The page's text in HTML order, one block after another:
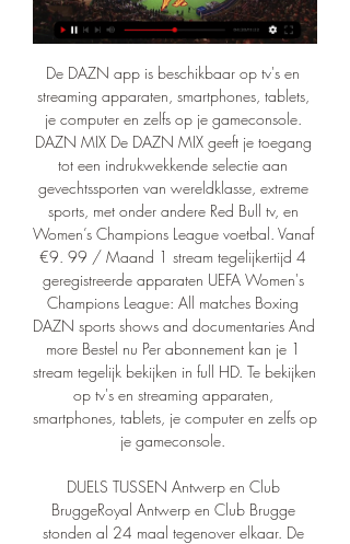
De DAZN app is beschikbaar op tv's en streaming apparaten, smartphones, tablets, je computer en zelfs op je gameconsole. DAZN MIX De DAZN MIX geeft je toegang tot een indrukwekkende selectie aan gevechtssporten van wereldklasse, extreme sports, met onder andere Red Bull tv, en Women’s Champions League voetbal. Vanaf €9. 99 / Maand 1 stream tegelijkertijd 4 geregistreerde apparaten UEFA Women's Champions League: All matches Boxing DAZN sports shows and documentaries And more Bestel nu Per abonnement kan je 1 stream tegelijk bekijken in full HD. Te bekijken op tv's en streaming apparaten, smartphones, tablets, je computer en zelfs op je gameconsole. 

DUELS TUSSEN Antwerp en Club BruggeRoyal Antwerp en Club Brugge stonden al 24 maal tegenover elkaar. De resultaten hiervan waren als volgt:2 x winst voor Antwerp 5 x gelijk spel17 x winst voor Club Brugge20 doelpunten gescoord door Antwerp 50 doelpunten gescoord door Club BruggeGeschiedenis tussen beide ploegenDe geschiedenis tussen deze twee clubs is gevuld met talloze spannende en memorabele momenten. 

Brugge Antwerp kijken streaming 29/10/2023 TV Bekijk First Division A streams live & on-demand via DAZN NL, in HD en op elk Club Brugge - Royal Antwerp FCFirst Division A · Warm up : Standard de Liège ...

[[[Live tv-]!]] Club Brugge Antwerp kijken stream 29 oktober 8 uur geleden — Club Brugge - Antwerp FC » Tussenstand & Live stream + 23 okt 2022 — Livestream Club Brugge Antwerp FC vandaag bekijken. Je kunt de wedstrijd ...

DAZN TOTAL De ultieme sportbeleving. Bekijk elke week meer dan 40 wedstrijden van de Jupiler Pro League, Challenger Pro League, het beste van de Lotto Super League en voetbal uit het buitenland. Zo mis je geen enkele topmatch uit de Ligue 1, Laliga, Serie A, Bundesliga en FA Cup. Bovendien krijg je ook toegang tot topwedstrijden uit de NBA, NFL, UFC, PFL en krijg je toegang tot de DAZN MIX: een indrukwekkende selectie aan gevechtssporten van wereldklasse, extreme sports, met onder andere Red Bull tv, en Women’s Champions League voetbal. €18. 

Kies het abonnement dat het beste bij jou past. Maak een account aan bij ELEVEN on DAZNKijk live en stream geweldige sportcontent in je browser of in de DAZN app. Ontelbaar veel uren aan On demand content EEN ON DEMAND CATALOGUS MET SAMENVATTINGEN, INTERVIEWS, HUISGEMAAKTE REPORTAGES EN DOCUMENTAIRES. BEKIJK WEKELIJKS FORMATS ZOALS THE BENCH, Rivals, Your Coach en Eleven Retro. Neem deel en win unieke prijzen Jupiler Pro League Tournée Générale voor jouw bar! HET IS TOURNÉE GÉNÉRALE EN ELEVEN TRAKTEERT OP DUIZENDEN PRIJZEN! VANAF €1 DOE JE MEE AAN DEZE UNIEKE WEDSTRIJD EN DIT BEDRAG GAAT INTEGRAAL NAAR JOUW FAVORIETE BAR. 

€14. 99 / Maand 6 All Jupiler Pro League matches plus play-offs All Challenger Pro League games All Lotto Super League games Proximus ePro League Per abonnement kan je 1 stream tegelijk bekijken in full HD. Te bekijken op tv's en streaming apparaten, smartphones, tablets, je computer en zelfs op je gameconsole. 

(VRIJ!!!) Club Brugge Antwerp kijken stream 29 oktober 2023 Club Brugge KV. 11, 4, 4, 3, 23:12, 16. 8. Standard Liege. 11, 4, 4, 3, 13:11, 16. 9. St Heb ik materiaal nodig om te kunnen kijken? Om te genieten van APP TV ...

DAZN TOTAL + PLAY SPORTS Het meest complete sportstreamingaanbod in Vlaanderen! Krijg toegang tot live en on demand content van Eleven, DAZN én Play Sports! Bekijk elke week meer dan 40 wedstrijden van de Belgische Pro Leagues, de Lotto Super League, de beste Europese competities, NBA, NFL, UFC, PFL én het complete aanbod van Play Sports bekijken. En daarbovenop krijg je ook toegang tot de DAZN MIX: een indrukwekkende selectie aan gevechtssporten van wereldklasse, extreme sports, met onder andere Red Bull tv, en Women’s Champions League voetbal. €23. 

Het grootste sportnetwerk ter wereld | ELEVEN on DAZN | ELEVEN on DAZNDeze week Live op Eleven Wekelijks meer dan 40 topwedstrijden uit de Jupiler Pro League, Challenger Pro League, Lotto Super League, Ligue 1, Laliga, Serie A, Bundesliga, FA Cup, NBA, NFL, UFC en nog veel meer. Sun 29 Oct|13:00 | Club BruggeClub BruggeVSRoyal Antwerp FCRoyal Antwerp FC Sun 29 Oct|15:55 KVC WesterloKVC WesterloVSR. Union St. -G. R. -G. Sun 29 Oct|18:10 KAA GentKAA GentVSStandard de LiègeStandard de Liège Sun 29 Oct|18:55 KV KortrijkKV KortrijkVSKRC GenkKRC Genk Sun 29 Oct|13:15 BeerschotBeerschotVSFCV Dender EHFCV Dender EH Sun 29 Oct|15:45 SL16 FCSL16 FCVSKMSK DeinzeKMSK Deinze Sun 29 Oct|19:00 RFC LiègeRFC LiègeVSRSCA FuturesRSCA Futures Stade Brestois 29Stade Brestois 29VSParis Saint-Germain Paris Saint-Germain Sun 29 Oct|15:05 LOSC LilleLOSC LilleVSAS MonacoAS Monaco Sun 29 Oct|20:45 Olympique de MarseilleOlympique de MarseilleVSOlympique LyonnaisOlympique Lyonnais Sun 29 Oct|18:00 InternazionaleInternazionaleVSAS RomaAS Roma SSC NapoliSSC NapoliVSAC MilanAC Milan Sun 29 Oct|18:30 Athletic ClubAthletic ClubVSValencia CFValencia CF Sun 29 Oct|15:30 Eintracht FrankfurtEintracht FrankfurtVSBorussia DortmundBorussia Dortmund Sun 29 Oct|17:30 Bayer 04 LeverkusenBayer 04 LeverkusenVSSC FreiburgSC Freiburg Mon 30 Oct|18:30 FC EmpoliFC EmpoliVSAtalanta BergamoAtalanta Bergamo Mon 30 Oct|01:20 Los Angeles ChargersLos Angeles ChargersVSChicago BearsChicago Bears Fri 03 Nov|20:25 STVVSTVVVSKAS EupenKAS Eupen Fri 03 Nov|19:45 SV Zulte WaregemSV Zulte WaregemVSKV OostendeKV Oostende Jong GenkJong GenkVSRFC LiègeRFC Liège Fri 03 Nov|21:00 Paris Saint-Germain Paris Saint-Germain VSMontpellier HSCMontpellier HSC Las PalmasLas PalmasVSAtlético de MadridAtlético de Madrid Fri 03 Nov|01:15 Pittsburgh SteelersPittsburgh SteelersVSTennessee TitansTennessee Titans Sat 04 Nov|15:30 RWD MolenbeekRWD MolenbeekVSKV KortrijkKV Kortrijk Sat 04 Nov|17:55 OH LeuvenOH LeuvenVSKVC WesterloKVC Westerlo Sat 04 Nov|20:25 Royal Antwerp FCRoyal Antwerp FCVSKRC GenkKRC Genk Sat 04 Nov|19:45 Royal Francs BorainsRoyal Francs BorainsVSSL16 FCSL16 FC Sat 04 Nov|13:00 FC NürnbergFC NürnbergVSFC Schalke 04FC Schalke 04 Sat 04 Nov|18:30 Borussia DortmundBorussia DortmundVSFC Bayern MünchenFC Bayern München FSV Mainz 05FSV Mainz 05VSRB LeipzigRB Leipzig Sat 04 Nov|21:00 Real SociedadReal SociedadVSFC BarcelonaFC Barcelona Sat 04 Nov|15:00 US Salernitana 1919US Salernitana 1919VSSSC NapoliSSC Napoli Sat 04 Nov|18:00 Atalanta BergamoAtalanta BergamoVSInternazionaleInternazionale Sat 04 Nov|20:45 AC MilanAC MilanVSUdinese CalcioUdinese Calcio Olympique de MarseilleOlympique de MarseilleVSLOSC LilleLOSC Lille Kies je abonnement en start met streamen op al jouw toestellen Met een abonnement van ELEVEN ON DAZN kan je in full HD één stream per keer bekijken in de DAZN app. 

99 / Maand All Pro League games including Jupiler Pro League, Challenger Pro League and Lotto Super League LaLiga, Bundesliga, Serie A, Ligue 1, FA Cup, Women's Champions League, Nations League and more NBA, UFC, NFL and more Per abonnement kan je 1 stream tegelijk bekijken in full HD. Je kan kiezen voor voor een maandelijks abonnement, dat elke maand automatisch vernieuwt, of een contract of jaarabonnement, waarmee je 12 maanden goedkoper kan genieten van het Belgisch voetbal, de beste Europese voetbalcompetities en nog veel meer sport. Hernieuwt automatisch na afloopt van je abonnement en is op elk moment opzegbaar met een opzegtermijn van minstens 1 maand. 

Brugge Antwerp kijken stream 29/10/2023 Voetbal 14 uur geled Club BruggeClub BruggeVS. Royal Antwerp FCRoyal Antwerp FC. Sun 29 Oct|15:55 Per abonnement kan je 1 stream tegelijk bekijken in full HD. Te bekijken op ...

Livestream Antwerp - Club Brugge kijken zonder reclame of pop-upDe voetbalwedstrijden tussen Royal Antwerp FC en Club Brugge behoren tot de meest geanticipeerde en bekeken in de Belgische Jupiler Pro League. Ze presenteren boeiende confrontaties tussen twee van de meest succesvolle en historische clubs in het Belgische voetbal. Voetbalwedstrijden tussen Antwerp en Club BruggeDe ontmoetingen tussen deze twee teams zijn doorgaans erg spannend en concurrerend. Zowel Antwerp als Club Brugge hebben sterke teams met getalenteerde spelers, en hun confrontaties staan vaak bol van intensiteit en drama. Beide clubs hebben een sterke wens om te winnen en te domineren, wat bijdraagt aan de competitieve sfeer van hun wedstrijden. 

Beide clubs hebben in de loop der jaren verschillende keren tegen elkaar gespeeld, met wisselende resultaten. De exacte details van hun vorige ontmoetingen, zoals specifieke wedstrijden en sleutelmomenten, zijn te vinden in sportarchieven en op voetbalnieuwssites. SupportersclubsDe supporters van beide clubs zijn extreem gepassioneerd en toegewijd, en dit voegt een extra dimensie toe aan hun ontmoetingen. 

[Livestream<<] Royal Antwerp Sjachtar kijken streaming 4 okt 9 uur geleden — [LIVE TV-] Club Brugge Genk kijken live 28.09.2023 27 sep 2023 — 10 uur geleden — 7 jan 2023 — 2022 20:30 Cercle Brugge – KV Westerlo 18:15 KV ...

Club Brugge Antwerp kijken stream 29 oktober 2023 Bij Voetba Club Brugge are playing Antwerp at the First Division A of Belgium on October 29. The match will kick off 12:30 UTC. ScoreBat is covering Club Brugge vs ...

Je kan kiezen voor voor een maandelijks abonnement, dat elke maand automatisch vernieuwt, of een contract of jaarabonnement, waarmee je 12 maanden goedkoper kan genieten van het Belgisch voetbal. Hernieuwt automatisch na afloopt van je abonnement en is op elk moment opzegbaar met een opzegtermijn van minstens 1 maand. 

sporza 8 uur geleden — Club Brugge Antwerp kijken live stream 29 oktober 2023 Streamen 8 okt 2023 — com jupiler pro league hesgoal club brugge hesgoal antwerp ...

Home | ELEVEN on DAZN 1 uur geleden — [[OP TV]] Club Brugge Antwerp live kijken gratis livestream !☆[kijk kijken stream 29 oktober 2023 Tavern DAZN PRO LEAGUE Waar het ...

Club Brugge Antwerp kijken streaming 29.10.2023 9 minuten geleden — Brugge - Antwerp live op tv KIJKEN:::>> Club Brugge - Antwerp live op tv Brugge Antwerp kijken stream 29 oktober 2023 Tavern DAZN PRO LEAGUE

Voetbal live of in